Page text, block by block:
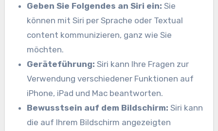
Geben Sie Folgendes an Siri ein: Sie
können mit Siri per Sprache oder Textual
content kommunizieren, ganz wie Sie
möchten.
Geräteführung: Siri kann Ihre Fragen zur
Verwendung verschiedener Funktionen auf
iPhone, iPad und Mac beantworten.
Bewusstsein auf dem Bildschirm: Siri kann
die auf Ihrem Bildschirm angezeigten